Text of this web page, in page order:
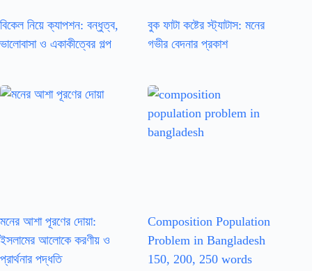
বিকেল নিয়ে ক্যাপশন: বন্ধুত্ব,
ভালোবাসা ও একাকীত্বের গল্প
বুক ফাটা কষ্টের স্ট্যাটাস: মনের
গভীর বেদনার প্রকাশ
মনের আশা পূরণের দোয়া:
ইসলামের আলোকে করণীয় ও
প্রার্থনার পদ্ধতি
Composition Population
Problem in Bangladesh
150, 200, 250 words